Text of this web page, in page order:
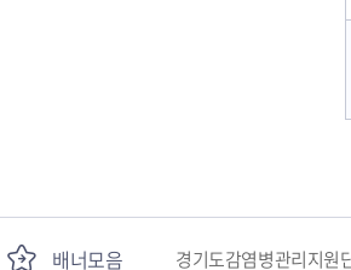
배너모음
하남시정신건강복지
경기도감염병관리지원